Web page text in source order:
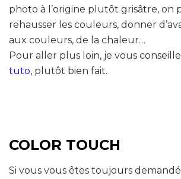
photo à l’origine plutôt grisâtre, on
rehausser les couleurs, donner
aux couleurs, de la chaleur…
Pour aller plus loin, je vous
tuto, plutôt bien fait.
COLOR TOUCH
Si vous vous êtes toujours